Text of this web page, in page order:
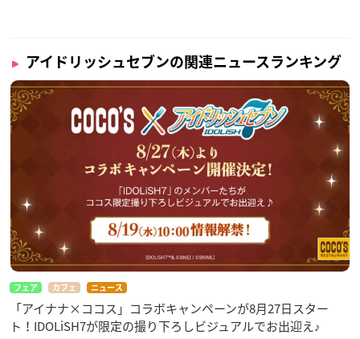
アイドリッシュセブンの関連ニュースランキング
フェア カフェ ニュース
「アイナナ×ココス」コラボキャンペーンが8月27日スター
ト！IDOLiSH7が限定の撮り下ろしビジュアルでお出迎え♪